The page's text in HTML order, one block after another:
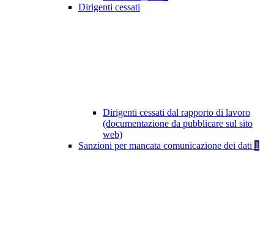
Dirigenti cessati
Dirigenti cessati dal rapporto di lavoro
(documentazione da pubblicare sul sito
web)
Sanzioni per mancata comunicazione dei dati 1